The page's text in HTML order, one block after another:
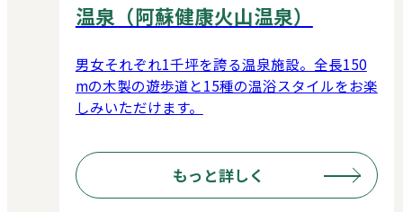
温泉（阿蘇健康火山温泉）
男女それぞれ1千坪を誇る温泉施設。全長150
mの木製の遊歩道と15種の温浴スタイルをお楽
しみいただけます。
もっと詳しく